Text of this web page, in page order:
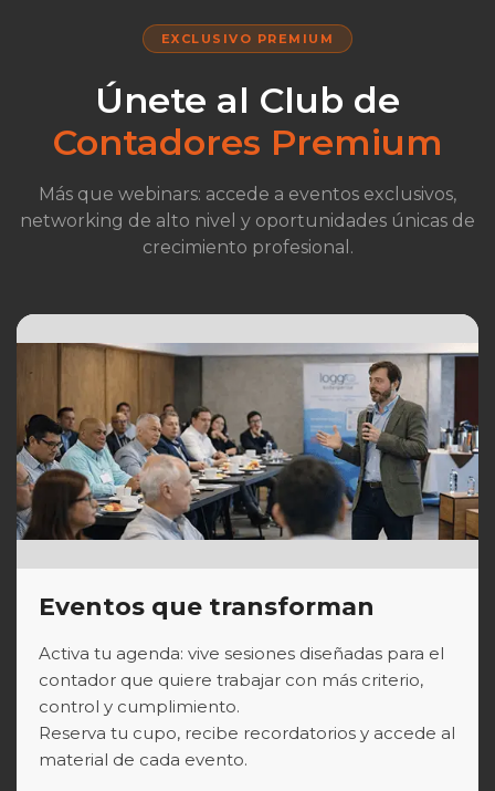
EXCLUSIVO PREMIUM
Únete al Club de
Contadores Premium
Más que webinars: accede a eventos exclusivos,
networking de alto nivel y oportunidades únicas de
crecimiento profesional.
Eventos que transforman
Activa tu agenda: vive sesiones diseñadas para el
contador que quiere trabajar con más criterio,
control y cumplimiento.
Reserva tu cupo, recibe recordatorios y accede al
material de cada evento.